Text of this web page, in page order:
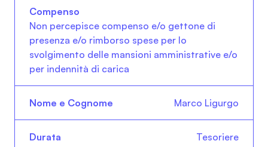
Non percepisce compenso e/o gettone di
presenza e/o rimborso spese per lo
svolgimento delle mansioni amministrative e/o
per indennità di carica
Marco Ligurgo
Tesoriere